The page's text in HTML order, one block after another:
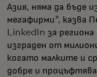
Азия, няма да бъде
мегафирми", казва
LinkedIn за
изграден от
когато малките и
добре и